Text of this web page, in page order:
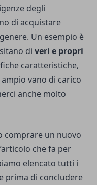
degli
di acquistare
Un esempio è
di veri e propri
caratteristiche,
vano di carico
anche molto
comprare un nuovo
che fa per
elencato tutti i
prima di concludere